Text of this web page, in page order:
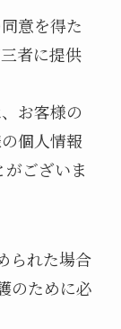
意を得た
者に提供
お客様の
個人情報
ございま
られた場合
のために必